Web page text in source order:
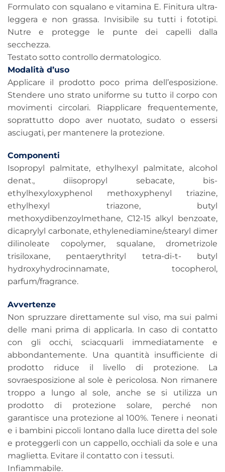
Formulato con squalano e vitamina E. Finitura ultra-
leggera e non grassa. Invisibile su tutti i fototipi.
Nutre e protegge le punte dei capelli dalla
secchezza.
Testato sotto controllo dermatologico.
Modalità d’uso
Applicare il prodotto poco prima dell’esposizione.
Stendere uno strato uniforme su tutto il corpo con
movimenti circolari. Riapplicare frequentemente,
soprattutto dopo aver nuotato, sudato o essersi
asciugati, per mantenere la protezione.
Componenti
Isopropyl palmitate, ethylhexyl palmitate, alcohol
denat., diisopropyl sebacate, bis-
ethylhexyloxyphenol methoxyphenyl triazine,
ethylhexyl triazone, butyl
methoxydibenzoylmethane, C12-15 alkyl benzoate,
dicaprylyl carbonate, ethylenediamine/stearyl dimer
dilinoleate copolymer, squalane, drometrizole
trisiloxane, pentaerythrityl tetra-di-t- butyl
hydroxyhydrocinnamate, tocopherol,
parfum/fragrance.
Avvertenze
Non spruzzare direttamente sul viso, ma sui palmi
delle mani prima di applicarla. In caso di contatto
con gli occhi, sciacquarli immediatamente e
abbondantemente. Una quantità insufficiente di
prodotto riduce il livello di protezione. La
sovraesposizione al sole è pericolosa. Non rimanere
troppo a lungo al sole, anche se si utilizza un
prodotto di protezione solare, perché non
garantisce una protezione al 100%. Tenere i neonati
e i bambini piccoli lontano dalla luce diretta del sole
e proteggerli con un cappello, occhiali da sole e una
maglietta. Evitare il contatto con i tessuti.
Infiammabile.